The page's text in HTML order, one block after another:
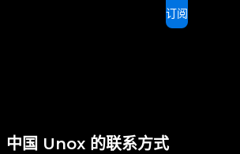
订阅
中国 Unox 的联系方式